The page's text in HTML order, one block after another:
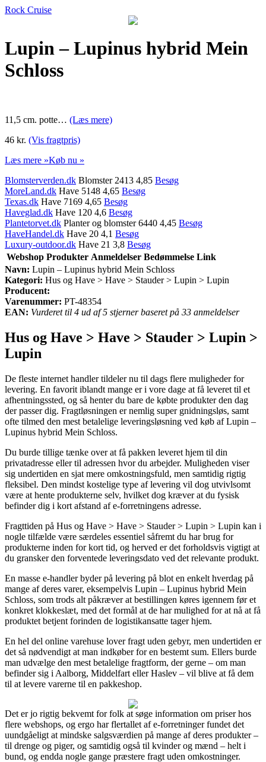
Rock Cruise
Lupin – Lupinus hybrid Mein
Schloss
11,5 cm. potte… (Læs mere)
46 kr. (Vis fragtpris)
Læs mere »Køb nu »
Blomsterverden.dk Blomster 2413 4,85 Besøg
MoreLand.dk Have 5148 4,65 Besøg
Texas.dk Have 7169 4,65 Besøg
Haveglad.dk Have 120 4,6 Besøg
Plantetorvet.dk Planter og blomster 6440 4,45 Besøg
HaveHandel.dk Have 20 4,1 Besøg
Luxury-outdoor.dk Have 21 3,8 Besøg
Webshop Produkter Anmeldelser Bedømmelse Link
Navn: Lupin – Lupinus hybrid Mein Schloss
Kategori: Hus og Have > Have > Stauder > Lupin > Lupin
Producent:
Varenummer: PT-48354
EAN: Vurderet til 4 ud af 5 stjerner baseret på 33 anmeldelser
Hus og Have > Have > Stauder > Lupin >
Lupin
De fleste internet handler tildeler nu til dags flere muligheder for
levering. En favorit iblandt mange er i vore dage at få leveret til et
afhentningssted, og så henter du bare de købte produkter den dag
der passer dig. Fragtløsningen er nemlig super gnidningsløs, samt
ofte tilmed den mest betalelige leveringsløsning ved køb af Lupin –
Lupinus hybrid Mein Schloss.
Du burde tillige tænke over at få pakken leveret hjem til din
privatadresse eller til adressen hvor du arbejder. Muligheden viser
sig undertiden en sjat mere omkostningsfuld, men samtidig rigtig
fleksibel. Den mindst kostelige type af levering vil dog utvivlsomt
være at hente produkterne selv, hvilket dog kræver at du fysisk
befinder dig i kort afstand af e-forretningens adresse.
Fragttiden på Hus og Have > Have > Stauder > Lupin > Lupin kan i
nogle tilfælde være særdeles essentiel såfremt du har brug for
produkterne inden for kort tid, og herved er det forholdsvis vigtigt at
du gransker den forventede leveringsdato ved det relevante produkt.
En masse e-handler byder på levering på blot en enkelt hverdag på
mange af deres varer, eksempelvis Lupin – Lupinus hybrid Mein
Schloss, som trods alt påkræver at bestillingen køres igennem før et
konkret klokkeslæt, med det formål at de har mulighed for at nå at få
produktet betjent forinden de logistikansatte tager hjem.
En hel del online varehuse lover fragt uden gebyr, men undertiden er
det så nødvendigt at man indkøber for en bestemt sum. Ellers burde
man udvælge den mest betalelige fragtform, der gerne – om man
befinder sig i Aalborg, Middelfart eller Haslev – vil blive at få dem
til at levere varerne til en pakkeshop.
Det er jo rigtig bekvemt for folk at søge information om priser hos
flere webshops, og ergo har flertallet af e-forretninger fundet det
uundgåeligt at mindske salgsværdien på mange af deres produkter –
til drenge og piger, og samtidig også til kvinder og mænd – helt i
bund, og endda nogle gange præstere fragt uden omkostninger.